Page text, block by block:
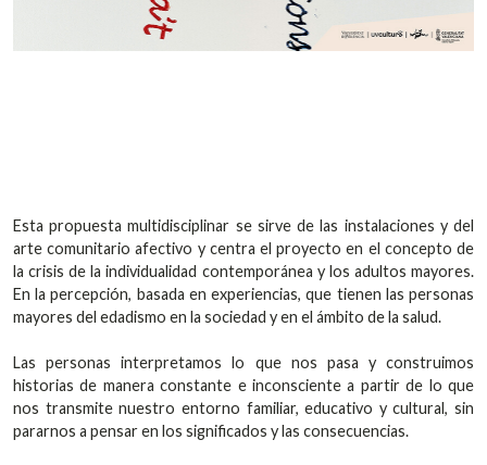
Esta propuesta multidisciplinar se sirve de las instalaciones y del
arte comunitario afectivo y centra el proyecto en el concepto de
la crisis de la individualidad contemporánea y los adultos mayores.
En la percepción, basada en experiencias, que tienen las personas
mayores del edadismo en la sociedad y en el ámbito de la salud.
Las personas interpretamos lo que nos pasa y construimos
historias de manera constante e inconsciente a partir de lo que
nos transmite nuestro entorno familiar, educativo y cultural, sin
pararnos a pensar en los significados y las consecuencias.